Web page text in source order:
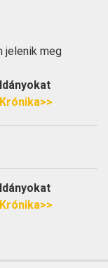
jelenik meg